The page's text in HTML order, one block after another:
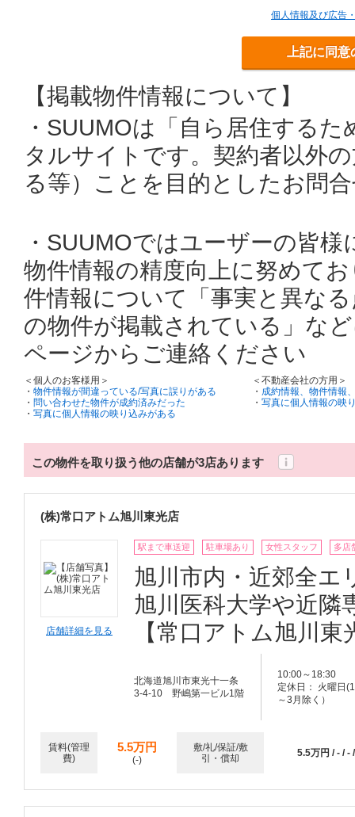
個人情報及び広告
上記に同
【掲載物件情報について】
・SUUMOは「自ら居住する
タルサイトです。契約者以外
る等）ことを目的としたお問
・SUUMOではユーザーの皆
物件情報の精度向上に努めて
件情報について「事実と異な
の物件が掲載されている」な
ページからご連絡ください
＜個人のお客様用＞
・ 物件情報が間違っている/写真に誤りがある
・ 問い合わせた物件が成約済みだった
・ 写真に個人情報の映り込みがある
＜不動産会社の方用＞
・ 成約情報、物件情報
・ 写真に個人情報の映
この物件を取り扱う他の店舗が3店あります
(株)常口アトム旭川東光店
店舗詳細を見る
駅まで車送迎 駐車場あり 女性スタッフ 多店
旭川市内・近郊全エ
旭川医科大学や近隣
【常口アトム旭川東
北海道旭川市東光十一条
3-4-10 野嶋第一ビル1階
10:00～18:30
定休日： 火曜日(1
～3月除く）
賃料(管理
費)
5.5万円
(-)
敷/礼/保証/敷
引・償却
5.5万円 / - / -